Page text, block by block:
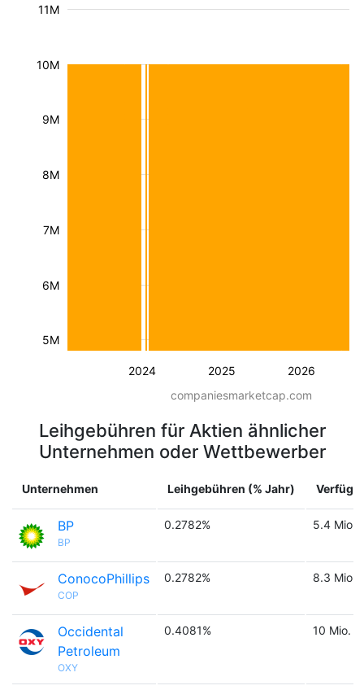
2024 2025 2026
5M
6M
7M
8M
9M
10M
11M
companiesmarketcap.com
Leihgebühren für Aktien ähnlicher
Unternehmen oder Wettbewerber
Unternehmen Leihgebühren (% Jahr)
BP
BP
0.2782% 5.4 Mio.
ConocoPhillips
COP
0.2782% 8.3 Mio.
Occidental
Petroleum
OXY
0.4081% 10 Mio.